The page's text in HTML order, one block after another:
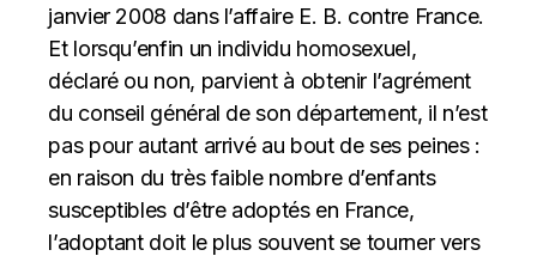
janvier 2008 dans l’affaire E. B. contre France.
Et lorsqu’enfin un individu homosexuel,
déclaré ou non, parvient à obtenir l’agrément
du conseil général de son département, il n’est
pas pour autant arrivé au bout de ses peines :
en raison du très faible nombre d’enfants
susceptibles d’être adoptés en France,
l’adoptant doit le plus souvent se tourner vers